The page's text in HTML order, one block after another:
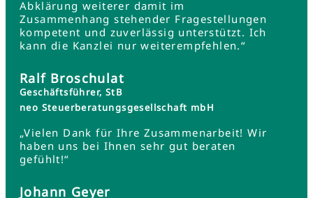
Abklärung weiterer damit im
Zusammenhang stehender Fragestellungen
kompetent und zuverlässig unterstützt. Ich
kann die Kanzlei nur weiterempfehlen.“
Ralf Broschulat
Geschäftsführer, StB
neo Steuerberatungsgesellschaft mbH
„Vielen Dank für Ihre Zusammenarbeit! Wir
haben uns bei Ihnen sehr gut beraten
gefühlt!“
Johann Geyer